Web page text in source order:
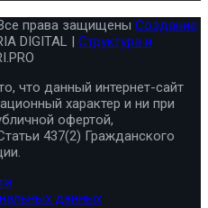
права защищены Создание
DIGITAL | Структура и
что данный интернет-сайт
характер и ни при
офертой,
437(2) Гражданского
данных